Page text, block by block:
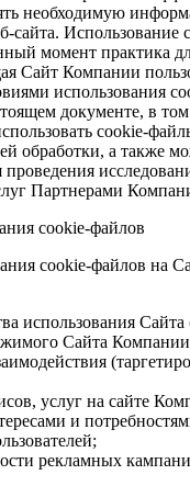
необходимую
сайта. Использование
момент практика
Сайт Компании
использования
документе, в том
cookie-
обработки, а также
Партнерами
cookie-файлов
cookie-файлов на
использования
Сайта
услуг на сайте
и
рекламных